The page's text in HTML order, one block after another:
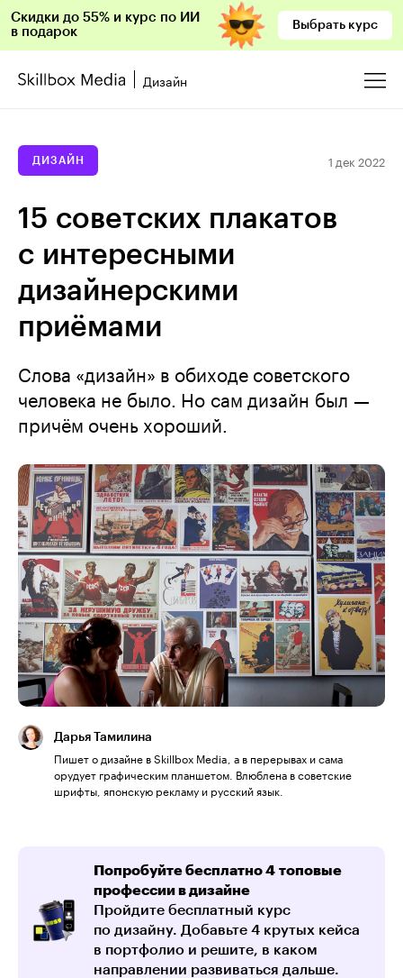
Скидки до 55% и курс по ИИ
в подарок
Выбрать курс
Дизайн
ДИЗАЙН 1 дек 2022
15 советских плакатов
с интересными
дизайнерскими
приёмами
Слова «дизайн» в обиходе советского
человека не было. Но сам дизайн был —
причём очень хороший.
Дарья Тамилина
Пишет о дизайне в Skillbox Media, а в перерывах и сама
орудует графическим планшетом. Влюблена в советские
шрифты, японскую рекламу и русский язык.
Попробуйте бесплатно 4 топовые
профессии в дизайне
Пройдите бесплатный курс
по дизайну. Добавьте 4 крутых кейса
в портфолио и решите, в каком
направлении развиваться дальше.